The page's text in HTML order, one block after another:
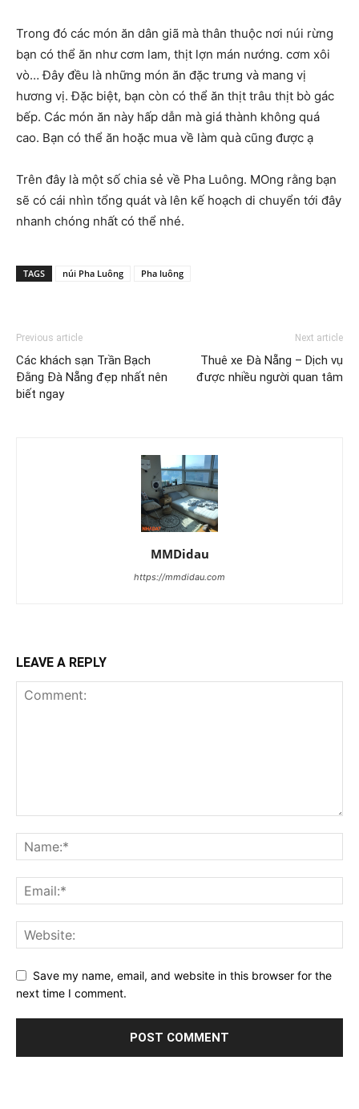
Trong đó các món ăn dân giã mà thân thuộc nơi núi rừng
bạn có thể ăn như cơm lam, thịt lợn mán nướng. cơm xôi
vò… Đây đều là những món ăn đặc trưng và mang vị
hương vị. Đặc biệt, bạn còn có thể ăn thịt trâu thịt bò gác
bếp. Các món ăn này hấp dẫn mà giá thành không quá
cao. Bạn có thể ăn hoặc mua về làm quà cũng được ạ
Trên đây là một số chia sẻ về Pha Luông. MOng rằng bạn
sẽ có cái nhìn tổng quát và lên kế hoạch di chuyển tới đây
nhanh chóng nhất có thể nhé.
TAGS núi Pha Luông Pha luông
Previous article
Các khách sạn Trần Bạch
Đằng Đà Nẵng đẹp nhất nên
biết ngay
Next article
Thuê xe Đà Nẵng – Dịch vụ
được nhiều người quan tâm
MMDidau
https://mmdidau.com
LEAVE A REPLY
Save my name, email, and website in this browser for the
next time I comment.